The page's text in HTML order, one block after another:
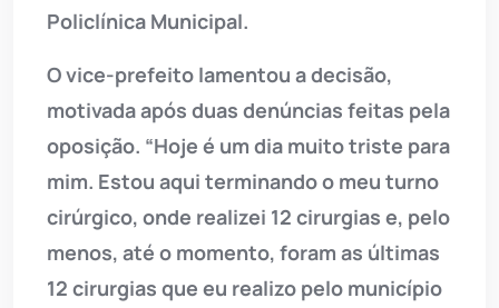
Policlínica Municipal.
O vice-prefeito lamentou a decisão,
motivada após duas denúncias feitas pela
oposição. “Hoje é um dia muito triste para
mim. Estou aqui terminando o meu turno
cirúrgico, onde realizei 12 cirurgias e, pelo
menos, até o momento, foram as últimas
12 cirurgias que eu realizo pelo município